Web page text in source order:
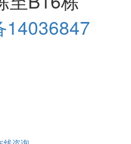
14036847